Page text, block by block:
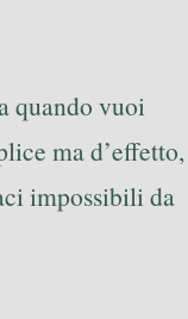
quando vuoi
ma d’effetto,
impossibili da